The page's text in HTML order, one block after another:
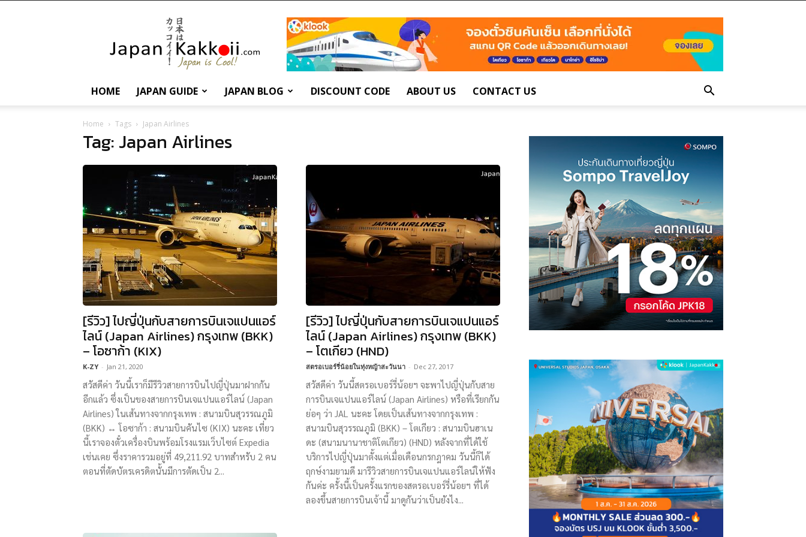
เกี่ยว
กับ
ญี่ปุ่น
และ
การ
เที่ยว
ญี่ปุ่น
HOME JAPAN GUIDE JAPAN BLOG DISCOUNT CODE ABOUT US CONTACT US
Home Tags Japan Airlines
Tag: Japan Airlines
[รีวิว] ไปญี่ปุ่นกับสายการบินเจแปนแอร์
ไลน์ (Japan Airlines) กรุงเทพ (BKK)
– โอซาก้า (KIX)
K-ZY - Jan 21, 2020
สวัสดีค่า วันนี้เราก็มีรีวิวสายการบินไปญี่ปุ่นมาฝากกัน
อีกแล้ว ซึ่งเป็นของสายการบินเจแปนแอร์ไลน์ (Japan
Airlines) ในเส้นทางจากกรุงเทพ : สนามบินสุวรรณภูมิ
(BKK) ↔ โอซาก้า : สนามบินคันไซ (KIX) นะคะ เที่ยว
นี้เราจองตั๋วเครื่องบินพร้อมโรงแรมเว็บไซต์ Expedia
เช่นเคย ซึ่งราคารวมอยู่ที่ 49,211.92 บาทสำหรับ 2 คน
ตอนที่ตัดบัตรเครดิตนั้นมีการตัดเป็น 2...
[รีวิว] ไปญี่ปุ่นกับสายการบินเจแปนแอร์
ไลน์ (Japan Airlines) กรุงเทพ (BKK)
– โตเกียว (HND)
สตรอเบอร์รี่น้อยในทุ่งหญ้าสะวันนา - Dec 27, 2017
สวัสดีค่า วันนี้สตรอเบอร์รี่น้อยฯ จะพาไปญี่ปุ่นกับสาย
การบินเจแปนแอร์ไลน์ (Japan Airlines) หรือที่เรียกกัน
ย่อๆ ว่า JAL นะคะ โดยเป็นเส้นทางจากกรุงเทพ :
สนามบินสุวรรณภูมิ (BKK) – โตเกียว : สนามบินฮาเน
ดะ (สนามนานาชาติโตเกียว) (HND) หลังจากที่ได้ใช้
บริการไปญี่ปุ่นมาตั้งแต่เมื่อเดือนกรกฎาคม วันนี้ก็ได้
ฤกษ์งามยามดี มารีวิวสายการบินเจแปนแอร์ไลน์ให้ฟัง
กันค่ะ ครั้งนี้เป็นครั้งแรกของสตรอเบอร์รี่น้อยฯ ที่ได้
ลองขึ้นสายการบินเจ้านี้ มาดูกันว่าเป็นยังไง...